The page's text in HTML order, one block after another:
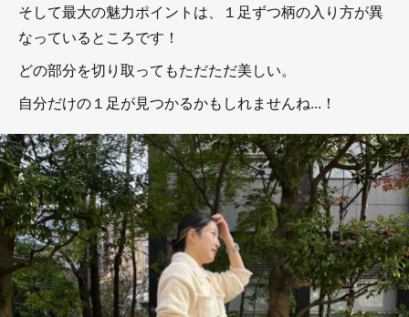
そして最大の魅力ポイントは、１足ずつ柄の入り方が異
なっているところです！
どの部分を切り取ってもただただ美しい。
自分だけの１足が見つかるかもしれませんね...！